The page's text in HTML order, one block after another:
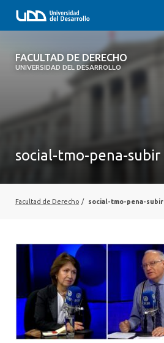
FACULTAD DE DERECHO
UNIVERSIDAD DEL DESARROLLO
FACULTAD DE DERECHO
SOBRE LA FACULTAD
VINCULACIÓN CON EL MEDIO
INTERNACIONAL
social-tmo-pena-subir
Facultad de Derecho / social-tmo-pena-subir